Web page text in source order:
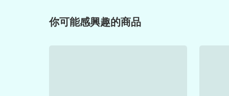
你可能感興趣的商品